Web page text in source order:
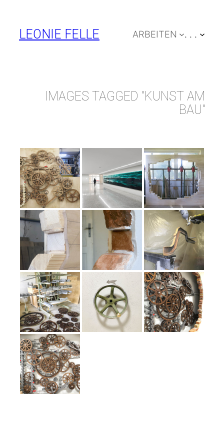
Inhalt
springen
LEONIE FELLE ARBEITEN . . .
IMAGES TAGGED "KUNST AM
BAU"